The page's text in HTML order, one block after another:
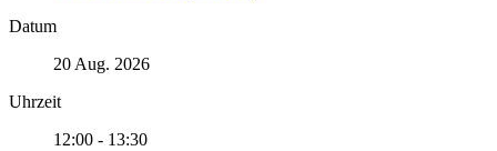
Datum
20 Aug. 2026
Uhrzeit
12:00 - 13:30